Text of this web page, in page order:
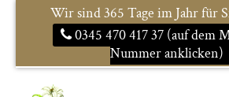
Wir sind 365 Tage im Jahr für
0345 470 417 37 (auf dem
Nummer anklicken)